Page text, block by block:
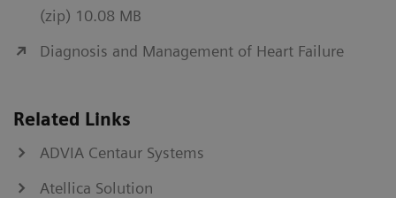
(zip) 10.08 MB
Diagnosis and Management of Heart Failure
Related Links
ADVIA Centaur Systems
Atellica Solution